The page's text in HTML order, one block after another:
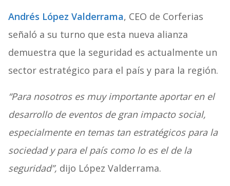
Andrés López Valderrama, CEO de Corferias
señaló a su turno que esta nueva alianza
demuestra que la seguridad es actualmente un
sector estratégico para el país y para la región.
“Para nosotros es muy importante aportar en el
desarrollo de eventos de gran impacto social,
especialmente en temas tan estratégicos para la
sociedad y para el país como lo es el de la
seguridad”, dijo López Valderrama.